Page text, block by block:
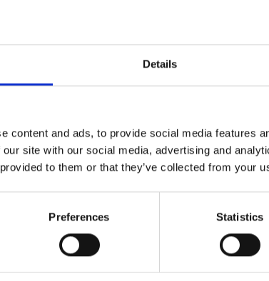
Details
content and ads, to provide social media features
site with our social media, advertising and
to them or that they’ve collected from your
Preferences Statistics
1-Powerpack